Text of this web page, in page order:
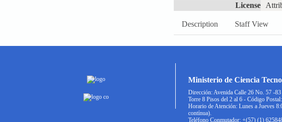
License
Description Staff View
Ministerio de Ciencia
Dirección: Avenida Calle 26 No. 57 -83
Torre 8 Pisos del 2 al 6 - Código
Horario de Atención: Lunes a Jueves
contínua).
Teléfono Conmutador: +(57) (1)